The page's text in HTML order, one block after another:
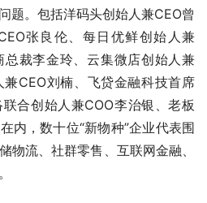
题。包括洋码头创始人兼CEO曾
张良伦、每日优鲜创始人兼
总裁李金玲、云集微店创始人兼
CEO刘楠、飞贷金融科技首席
合创始人兼COO李治银、老板
内，数十位“新物种”企业代表围
物流、社群零售、互联网金融、